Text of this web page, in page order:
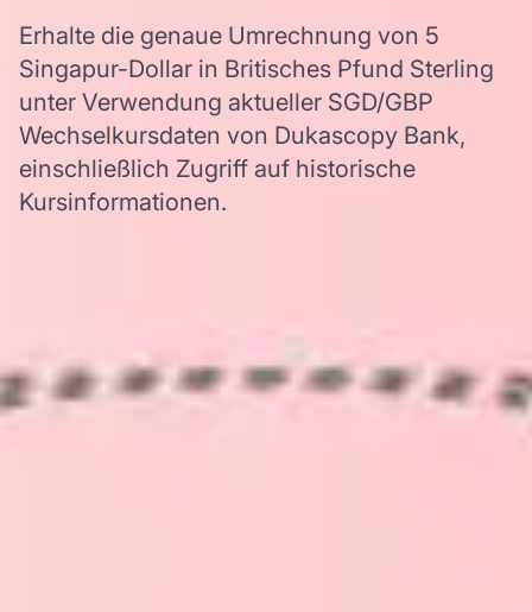
Erhalte die genaue Umrechnung von 5
Singapur-Dollar in Britisches Pfund Sterling
unter Verwendung aktueller SGD/GBP
Wechselkursdaten von Dukascopy Bank,
einschließlich Zugriff auf historische
Kursinformationen.